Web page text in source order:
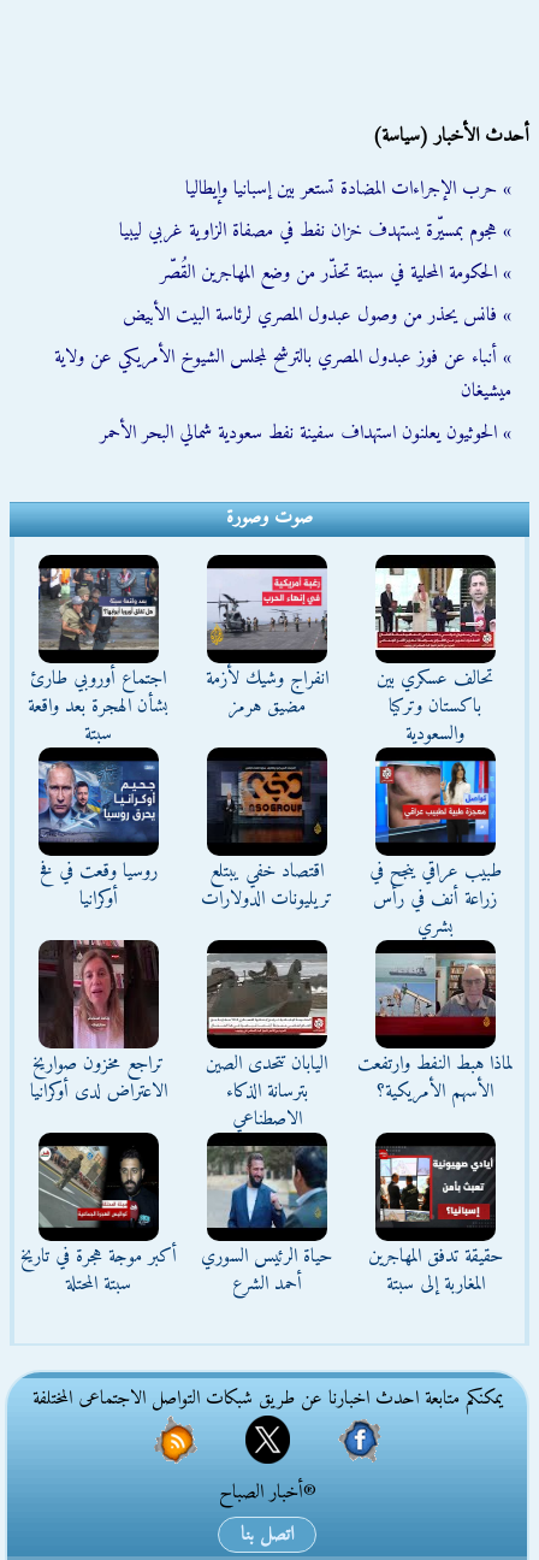
أحدث الأخبار (سياسة)
» حرب الإجراءات المضادة تستعر بين إسبانيا وإيطاليا
» هجوم بمسيّرة يستهدف خزان نفط في مصفاة الزاوية غربي ليبيا
» الحكومة المحلية في سبتة تحذّر من وضع المهاجرين القُصّر
» فانس يحذر من وصول عبدول المصري لرئاسة البيت الأبيض
» أنباء عن فوز عبدول المصري بالترشح لمجلس الشيوخ الأمريكي عن ولاية
ميشيغان
» الحوثيون يعلنون استهداف سفينة نفط سعودية شمالي البحر الأحمر
صوت وصورة
تحالف عسكري بين
باكستان وتركيا
والسعودية
انفراج وشيك لأزمة
مضيق هرمز
اجتماع أوروبي طارئ
بشأن الهجرة بعد واقعة
سبتة
طبيب عراقي ينجح في
زراعة أنف في رأس
بشري
اقتصاد خفي يبتلع
تريليونات الدولارات
روسيا وقعت في فخ
أوكرانيا
لماذا هبط النفط وارتفعت
الأسهم الأمريكية؟
اليابان تتحدى الصين
بترسانة الذكاء
الاصطناعي
تراجع مخزون صواريخ
الاعتراض لدى أوكرانيا
حقيقة تدفق المهاجرين
المغاربة إلى سبتة
حياة الرئيس السوري
أحمد الشرع
أكبر موجة هجرة في تاريخ
سبتة المحتلة
يمكنكم متابعة احدث اخبارنا عن طريق شبكات التواصل الاجتماعى المختلفة
®أخبار الصباح
اتصل بنا